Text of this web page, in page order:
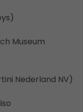
Museum
Nederland NV)